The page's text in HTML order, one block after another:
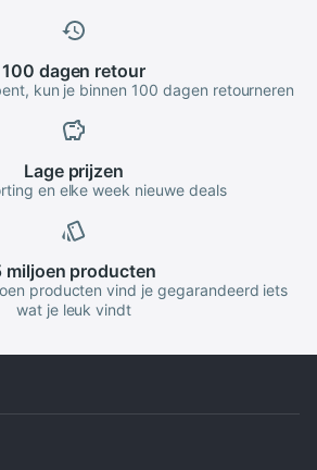
100 dagen retour
kun je binnen 100 dagen retourneren
Lageprijzen
en elke week nieuwe deals
miljoen producten
producten vind je gegarandeerd iets
wat je leuk vindt